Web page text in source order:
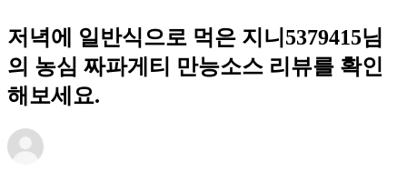
저녁에 일반식으로 먹은 지니5379415님
의 농심 짜파게티 만능소스 리뷰를 확인
해보세요.